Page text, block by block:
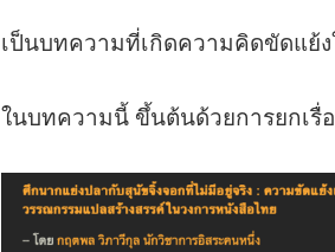
เป็นบทความที่เกิดความคิดขัดแย้ง
ในบทความนี้ ขึ้นต้นด้วยการยกเรื่